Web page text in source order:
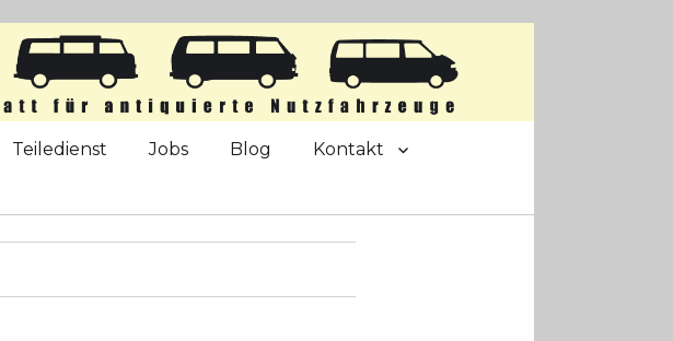
Teiledienst Jobs Blog Kontakt